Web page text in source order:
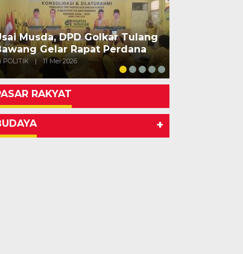
Musda, DPD Golkar Tulang
Gelar Rapat Perdana
POLITIK | 11 Mei 2026
RAKYAT
+